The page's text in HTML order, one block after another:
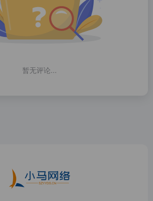
暂无评论...